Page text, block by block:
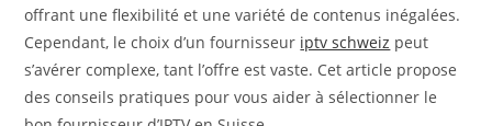
offrant une flexibilité et une variété de contenus inégalées.
Cependant, le choix d’un fournisseur iptv schweiz ​ peut
s’avérer complexe, tant l’offre est vaste. Cet article propose
des conseils pratiques pour vous aider à sélectionner le